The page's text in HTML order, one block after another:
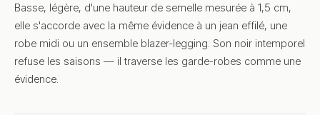
Basse, légère, d'une hauteur de semelle mesurée à 1,5 cm,
elle s'accorde avec la même évidence à un jean effilé, une
robe midi ou un ensemble blazer-legging. Son noir intemporel
refuse les saisons — il traverse les garde-robes comme une
évidence.